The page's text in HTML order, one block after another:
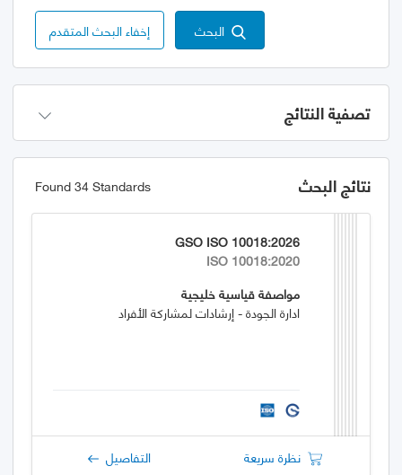
البحث إخفاء البحث المتقدم
تصفية النتائج
نتائج البحث Found 34 Standards
GSO ISO 10018:2026
ISO 10018:2020
مواصفة قياسية خليجية
ادارة الجودة - إرشادات لمشاركة الأفراد
نظرة سريعة التفاصيل